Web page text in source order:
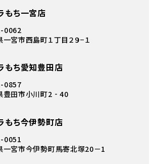
もち一宮店
0062
宮市西島町１丁目２９−１
もち愛知豊田店
0857
豊田市小川町2‐40
もち今伊勢町店
0051
一宮市今伊勢町馬寄北塚20－1